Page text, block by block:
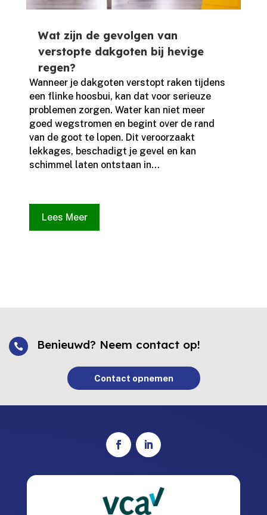
Wat zijn de gevolgen van
verstopte dakgoten bij hevige
regen?
Wanneer je dakgoten verstopt raken tijdens
een flinke hoosbui, kan dat voor serieuze
problemen zorgen.​ Water kan niet meer
goed wegstromen en begint over de rand
van de goot te lopen.​ Dit veroorzaakt
lekkages, beschadigt je gevel en kan
schimmel laten ontstaan in...
Lees Meer
 Benieuwd? Neem contact op!
Contact opnemen